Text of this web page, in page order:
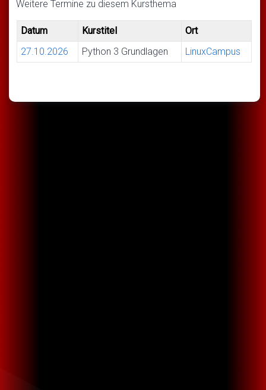
Weitere Termine zu diesem Kursthema
Datum Kurstitel
Ort
27.10.2026
Python 3 Grundlagen LinuxCampus